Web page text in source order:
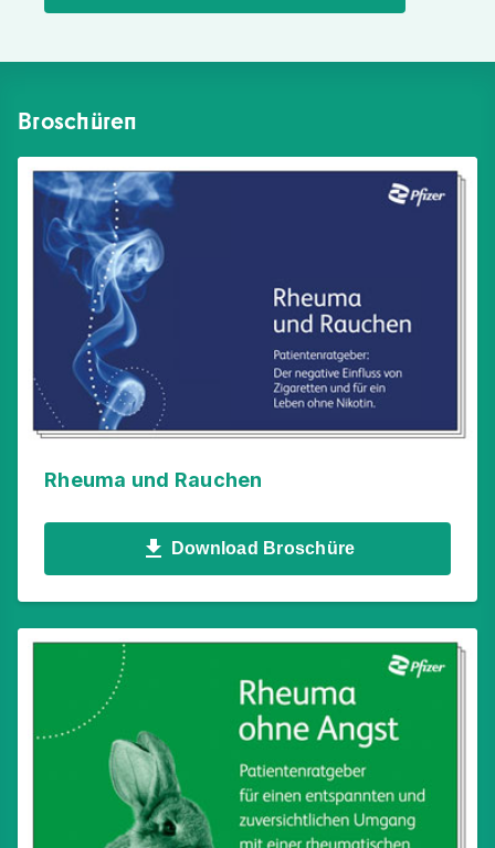
Broschüren
Rheuma und Rauchen
Download Broschüre